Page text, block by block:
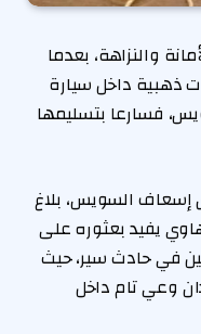
والنزاهة، بعدما
ذهبية داخل سيارة
فسارعا بتسليمها
إسعاف السويس، بلاغ
يفيد بعثوره على
في حادث سير، حيث
وعي تام داخل